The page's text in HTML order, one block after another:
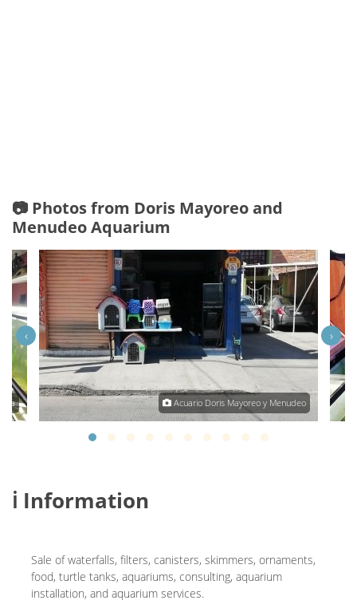
📷 Photos from Doris Mayoreo and
Menudeo Aquarium
Acuario Doris Mayoreo y Menudeo
‹ ›
ℹ️ Information
Sale of waterfalls, filters, canisters, skimmers, ornaments,
food, turtle tanks, aquariums, consulting, aquarium
installation, and aquarium services.